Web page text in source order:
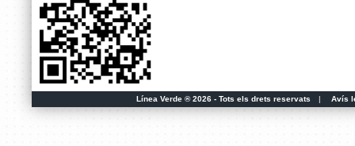
Línea Verde ® 2026 - Tots els drets reservats | Avís